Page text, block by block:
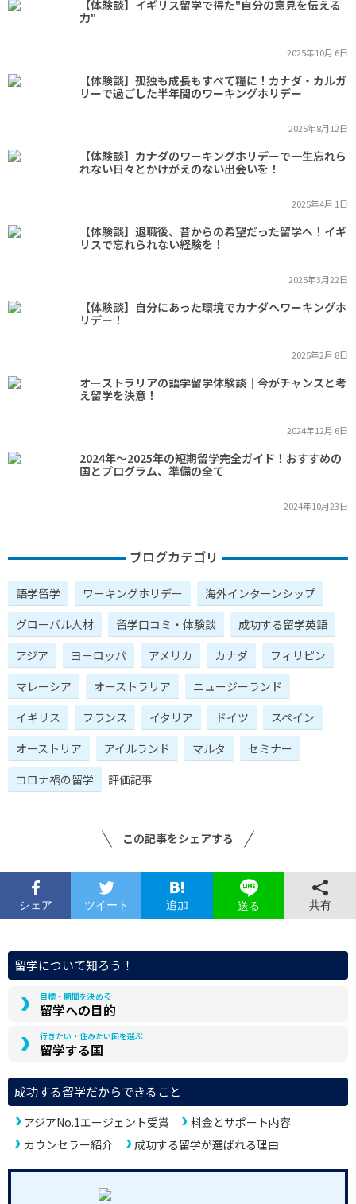
【体験談】イギリス留学で得た"自分の意見を伝える
力"
2025年10月 6日
【体験談】孤独も成長もすべて糧に！カナダ・カルガ
リーで過ごした半年間のワーキングホリデー
2025年8月12日
【体験談】カナダのワーキングホリデーで一生忘れら
れない日々とかけがえのない出会いを！
2025年4月 1日
【体験談】退職後、昔からの希望だった留学へ！イギ
リスで忘れられない経験を！
2025年3月22日
【体験談】自分にあった環境でカナダへワーキングホ
リデー！
2025年2月 8日
オーストラリアの語学留学体験談｜今がチャンスと考
え留学を決意！
2024年12月 6日
2024年～2025年の短期留学完全ガイド！おすすめの
国とプログラム、準備の全て
2024年10月23日
ブログカテゴリ
語学留学 ワーキングホリデー
海外インターンシップ
グローバル人材
留学口コミ・体験談
成功する留学英語
アジア
ヨーロッパ アメリカ カナダ
フィリピン
マレーシア
オーストラリア
ニュージーランド
イギリス
フランス イタリア ドイツ
スペイン
オーストリア
アイルランド マルタ
セミナー
コロナ禍の留学
評価記事
この記事をシェアする
シェア ツイート 追加 送る 共有
留学について知ろう！
目標・期間を決める
留学への目的
行きたい・住みたい国を選ぶ
留学する国
成功する留学だからできること
アジアNo.1エージェント受賞
料金とサポート内容
カウンセラー紹介
成功する留学が選ばれる理由